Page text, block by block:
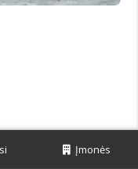
Įmonės